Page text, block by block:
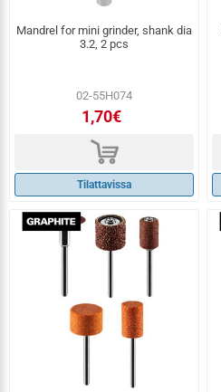
Mandrel for mini grinder, shank dia
3.2, 2 pcs
02-55H074
1,70€
d
Tilattavissa